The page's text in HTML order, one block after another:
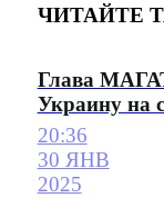
ЧИТАЙТЕ
Глава
Украину на
20:36
30 ЯНВ
2025